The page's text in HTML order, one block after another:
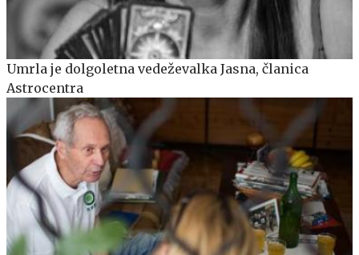
Umrla je dolgoletna vedeževalka Jasna, članica
Astrocentra